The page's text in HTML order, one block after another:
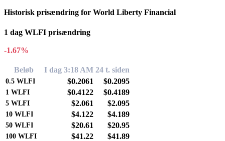
Historisk prisændring for World Liberty Financial
1 dag WLFI prisændring
-1.67%
Beløb I dag 3:18 AM 24 t. siden
0.5 WLFI $0.2061 $0.2095
1 WLFI $0.4122 $0.4189
5 WLFI $2.061 $2.095
10 WLFI $4.122 $4.189
50 WLFI $20.61 $20.95
100 WLFI $41.22 $41.89